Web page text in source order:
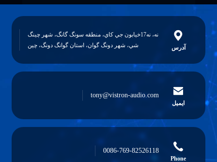
جي کاي، منطقه سونگ گانگ، شهر چينگ
دونگ گوان، استان گوانگ دونگ، چين